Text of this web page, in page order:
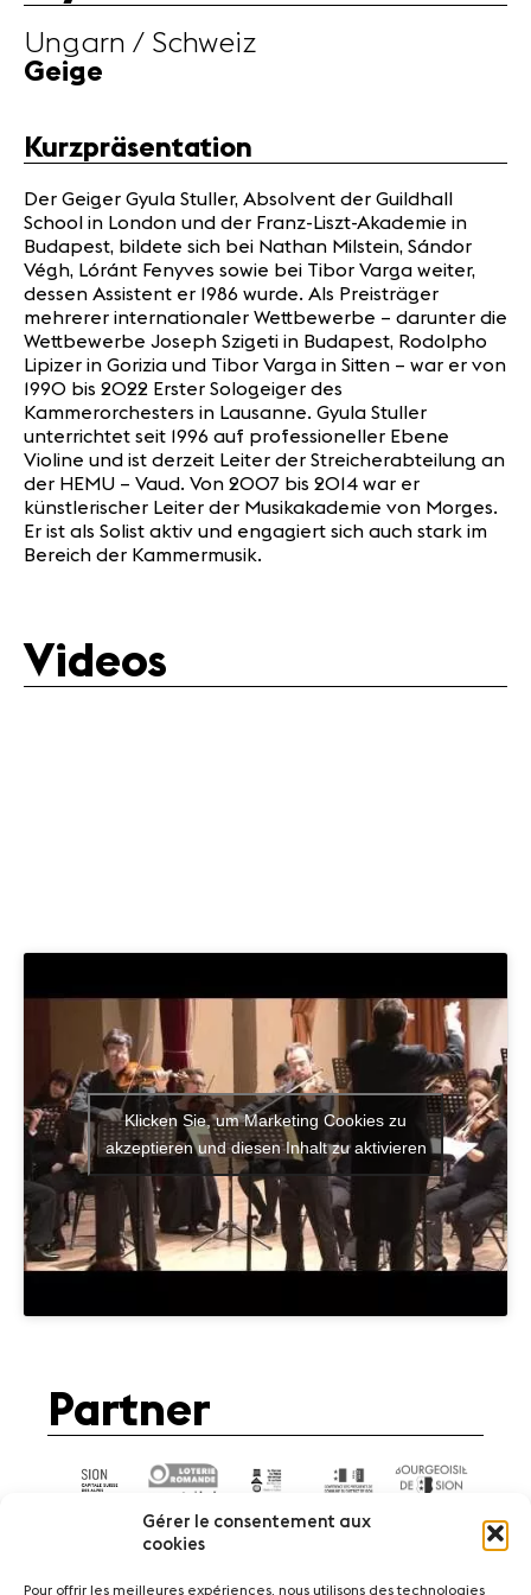
Gérer le consentement aux
cookies
Pour offrir les meilleures expériences, nous utilisons des technologies
Freiwillige
Medien
Presse
Jobs
Über uns
Impressum
Kontakt
Ungarn / Schweiz
Geige
Kurzpräsentation
Der Geiger Gyula Stuller, Absolvent der Guildhall
School in London und der Franz-Liszt-Akademie in
Budapest, bildete sich bei Nathan Milstein, Sándor
Végh, Lóránt Fenyves sowie bei Tibor Varga weiter,
dessen Assistent er 1986 wurde. Als Preisträger
mehrerer internationaler Wettbewerbe – darunter die
Wettbewerbe Joseph Szigeti in Budapest, Rodolpho
Lipizer in Gorizia und Tibor Varga in Sitten – war er von
1990 bis 2022 Erster Sologeiger des
Kammerorchesters in Lausanne. Gyula Stuller
unterrichtet seit 1996 auf professioneller Ebene
Violine und ist derzeit Leiter der Streicherabteilung an
der HEMU – Vaud. Von 2007 bis 2014 war er
künstlerischer Leiter der Musikakademie von Morges.
Er ist als Solist aktiv und engagiert sich auch stark im
Bereich der Kammermusik.
Videos
Klicken Sie, um Marketing Cookies zu
akzeptieren und diesen Inhalt zu aktivieren
Partner